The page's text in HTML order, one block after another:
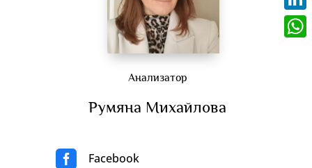
Анализатор
Румяна Михайлова
 Facebook